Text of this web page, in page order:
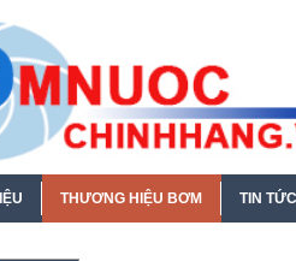
THƯƠNG HIỆU BƠM TIN TỨC